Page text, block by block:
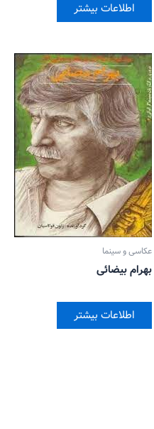
اطلاعات بیشتر
عکاسی و سینما
بهرام بیضائی
اطلاعات بیشتر